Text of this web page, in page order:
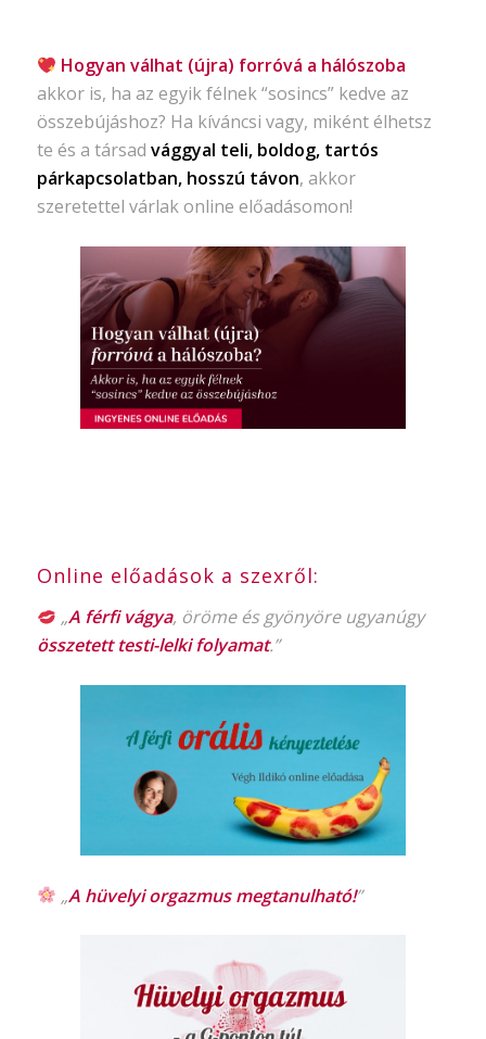
Hogyan válhat (újra) forróvá a hálószoba
akkor is, ha az egyik félnek “sosincs” kedve az
összebújáshoz? Ha kíváncsi vagy, miként élhetsz
te és a társad vággyal teli, boldog, tartós
párkapcsolatban, hosszú távon, akkor
szeretettel várlak online előadásomon!
Online előadások a szexről:
„A férfi vágya, öröme és gyönyöre ugyanúgy
összetett testi-lelki folyamat.”
„A hüvelyi orgazmus megtanulható!”